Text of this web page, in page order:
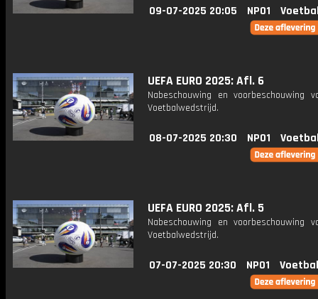
09-07-2025 20:05 NPO1
UEFA EURO 2025: Afl. 6
Nabeschouwing en voorbeschouwing
Voetbalwedstrijd.
08-07-2025 20:30 NPO1
UEFA EURO 2025: Afl. 5
Nabeschouwing en voorbeschouwing
Voetbalwedstrijd.
07-07-2025 20:30 NPO1